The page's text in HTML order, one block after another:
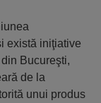
există iniţiative
Bucureşti,
de la
unui produs